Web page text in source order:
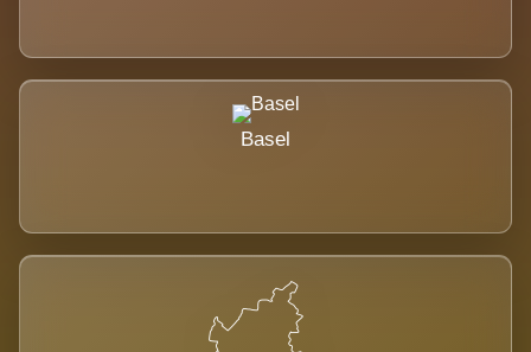
Basel